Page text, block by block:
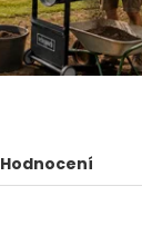
Hodnocení